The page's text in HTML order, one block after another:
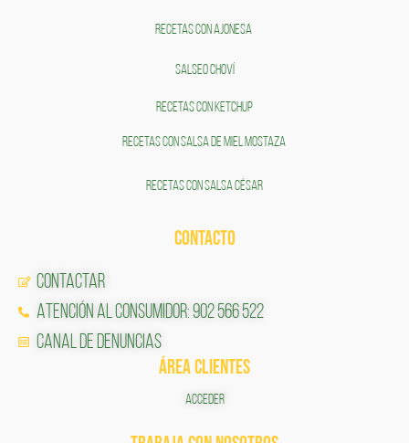
RECETAS CON AJONESA
SALSEO CHOVÍ
RECETAS CON KETCHUP
RECETAS CON SALSA DE MIEL MOSTAZA
RECETAS CON SALSA CÉSAR
CONTACTO
Contactar
Atención al Consumidor: 902 566 522
Canal de Denuncias
ÁREA CLIENTES
ACCEDER